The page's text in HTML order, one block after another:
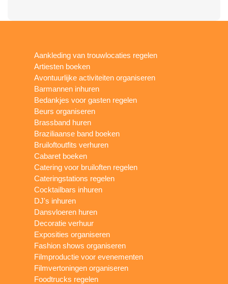
Aankleding van trouwlocaties regelen
Artiesten boeken
Avontuurlijke activiteiten organiseren
Barmannen inhuren
Bedankjes voor gasten regelen
Beurs organiseren
Brassband huren
Braziliaanse band boeken
Bruiloftoutfits verhuren
Cabaret boeken
Catering voor bruiloften regelen
Cateringstations regelen
Cocktailbars inhuren
DJ's inhuren
Dansvloeren huren
Decoratie verhuur
Exposities organiseren
Fashion shows organiseren
Filmproductie voor evenementen
Filmvertoningen organiseren
Foodtrucks regelen